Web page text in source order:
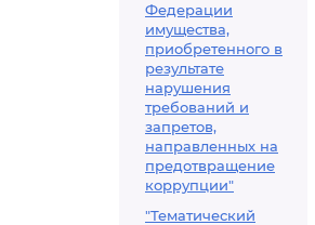
Федерации
имущества,
приобретенного в
результате
нарушения
требований и
запретов,
направленных на
предотвращение
коррупции"
"Тематический